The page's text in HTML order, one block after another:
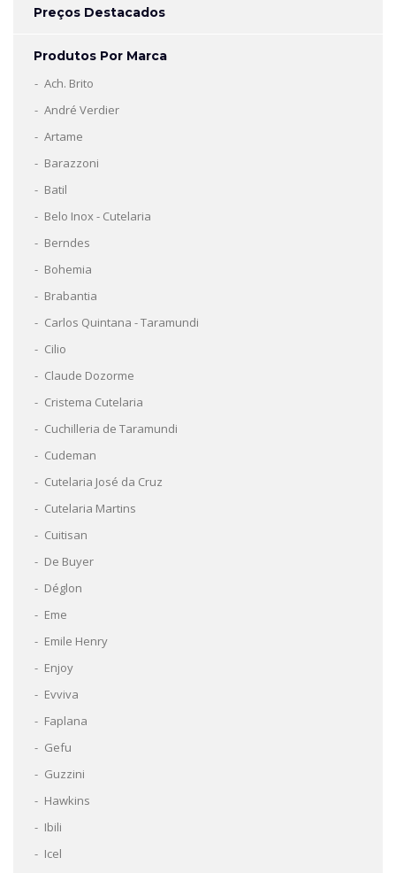
Preços Destacados
Produtos Por Marca
Ach. Brito
André Verdier
Artame
Barazzoni
Batil
Belo Inox - Cutelaria
Berndes
Bohemia
Brabantia
Carlos Quintana - Taramundi
Cilio
Claude Dozorme
Cristema Cutelaria
Cuchilleria de Taramundi
Cudeman
Cutelaria José da Cruz
Cutelaria Martins
Cuitisan
De Buyer
Déglon
Eme
Emile Henry
Enjoy
Evviva
Faplana
Gefu
Guzzini
Hawkins
Ibili
Icel